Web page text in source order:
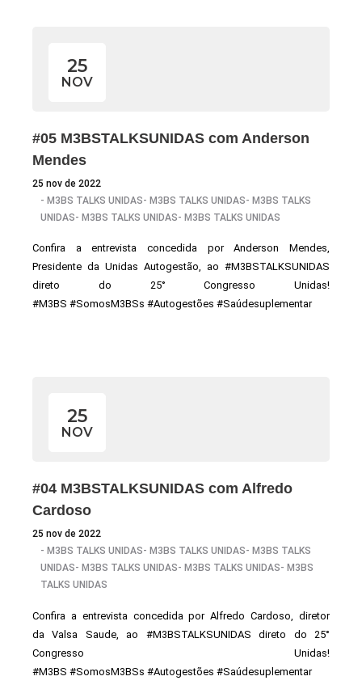
25
NOV
#05 M3BSTALKSUNIDAS com Anderson
Mendes
25 nov de 2022
- M3BS TALKS UNIDAS- M3BS TALKS UNIDAS- M3BS TALKS
UNIDAS- M3BS TALKS UNIDAS- M3BS TALKS UNIDAS
Confira a entrevista concedida por Anderson Mendes,
Presidente da Unidas Autogestão, ao #M3BSTALKSUNIDAS
direto do 25° Congresso Unidas!
#M3BS #SomosM3BSs #Autogestões #Saúdesuplementar
25
NOV
#04 M3BSTALKSUNIDAS com Alfredo
Cardoso
25 nov de 2022
- M3BS TALKS UNIDAS- M3BS TALKS UNIDAS- M3BS TALKS
UNIDAS- M3BS TALKS UNIDAS- M3BS TALKS UNIDAS- M3BS
TALKS UNIDAS
Confira a entrevista concedida por Alfredo Cardoso, diretor
da Valsa Saude, ao #M3BSTALKSUNIDAS direto do 25°
Congresso Unidas!
#M3BS #SomosM3BSs #Autogestões #Saúdesuplementar